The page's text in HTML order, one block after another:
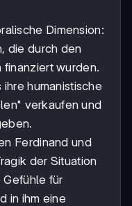
Dimension:
die durch den
wurden.
humanistische
verkaufen und
Ferdinand und
der Situation
für
in ihm eine